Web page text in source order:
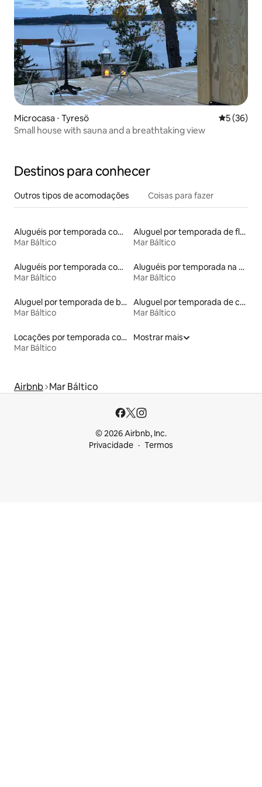
Microcasa ⋅ Tyresö 5 de uma
5 (36)
Small house with sauna and a breathtaking view
Destinos para conhecer
Outros tipos de acomodações Coisas para fazer
Aluguéis por temporada com sauna
Mar Báltico
Aluguel por temporada de flats
Mar Báltico
Aluguéis por temporada com café da manhã
Mar Báltico
Aluguéis por temporada na orla
Mar Báltico
Aluguel por temporada de barcos
Mar Báltico
Aluguel por temporada de casas de hóspedes
Mar Báltico
Locações por temporada com piscina
Mar Báltico
Mostrar mais
Airbnb Mar Báltico
© 2026 Airbnb, Inc.
Privacidade
Termos